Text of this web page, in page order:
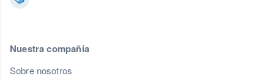
Nuestra compañía
Sobre nosotros